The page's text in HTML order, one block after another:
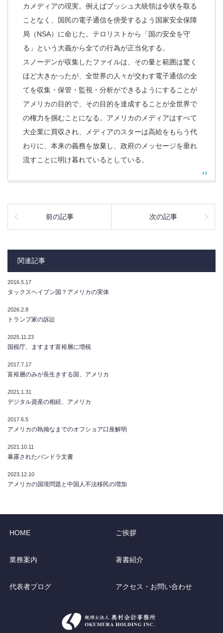
カメディアの現実。例えばブッシュ大統領は令状を取る
ことなく、国民の電子通信を傍受するよう国家安全保障
局（NSA）に命じた。テロリストから「国の安全を守
る」という大義から全ての行為が正当化する。
スノーデンが収集したファイルは、その量と範囲は驚く
ほど大きかったが、全世界の人々が交わす電子通信の全
てを収集・保管・監視・分析ができるようにすることが
アメリカの目的で、その目的を達成することが全世界で
の権力を掴むことになる。アメリカのメディアはすべて
大企業に買収され、メディアのスターは高給をもらう代
わりに、本来の義務を放棄し、政府のメッセージを垂れ
流すことに明け暮れているとしている。
前の記事 次の記事
関連記事
2016.5.17
タックスヘイブン国？アメリカの実体
2026.2.8
トランプ家の訴訟
2025.11.23
国税庁、ますます富裕層に増税
2017.7.17
富裕層のみが長生きする国、アメリカ
2021.1.31
デジタル資産の相続、アメリカ
2017.6.5
アメリカの執拗なまでのオフショア口座解明
2021.10.11
暴露されたパンドラ文書
2023.12.10
アメリカの国境問題と中国人不法移民の増加
HOME ご挨拶
業務案内 著書紹介
代表者ブログ アクセス・お問い合わせ